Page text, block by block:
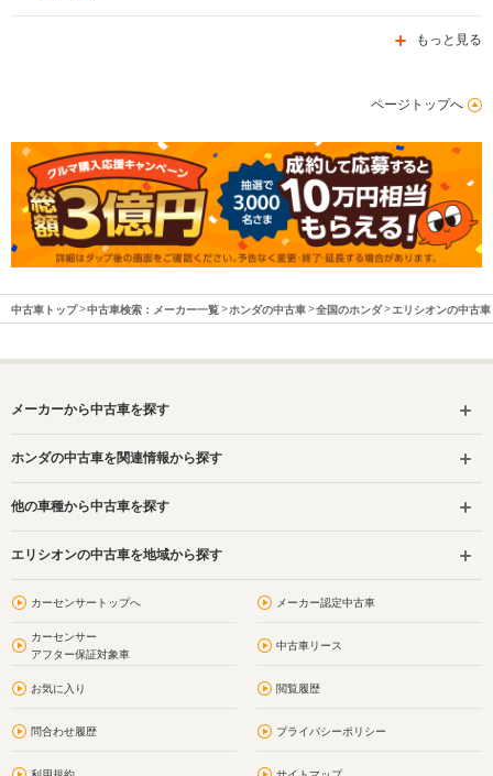
もっと見る
ページトップへ
中古車トップ 中古車検索：メーカー一覧 ホンダの中古車 全国のホンダ エリシオンの中古車
メーカーから中古車を探す
ホンダの中古車を関連情報から探す
他の車種から中古車を探す
エリシオンの中古車を地域から探す
カーセンサートップへ メーカー認定中古車
カーセンサー
アフター保証対象車
中古車リース
お気に入り 閲覧履歴
問合わせ履歴 プライバシーポリシー